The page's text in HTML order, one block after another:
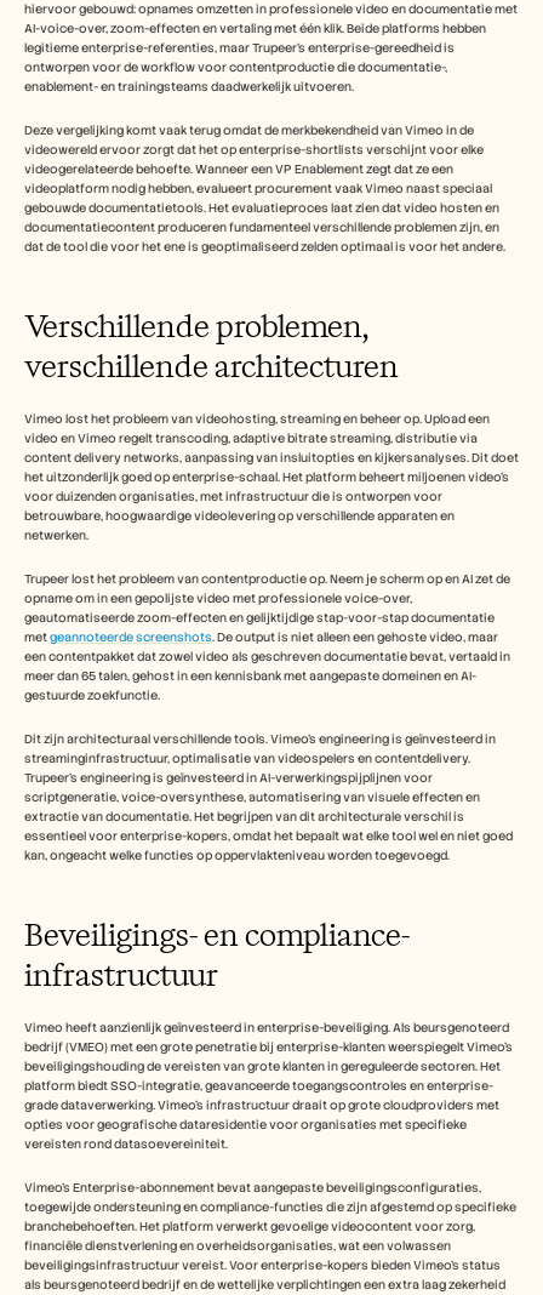
hiervoor gebouwd: opnames omzetten in professionele video en documentatie met
AI-voice-over, zoom-effecten en vertaling met één klik. Beide platforms hebben
legitieme enterprise-referenties, maar Trupeer's enterprise-gereedheid is
ontworpen voor de workflow voor contentproductie die documentatie-,
enablement- en trainingsteams daadwerkelijk uitvoeren.
Deze vergelijking komt vaak terug omdat de merkbekendheid van Vimeo in de
videowereld ervoor zorgt dat het op enterprise-shortlists verschijnt voor elke
videogerelateerde behoefte. Wanneer een VP Enablement zegt dat ze een
videoplatform nodig hebben, evalueert procurement vaak Vimeo naast speciaal
gebouwde documentatietools. Het evaluatieproces laat zien dat video hosten en
documentatiecontent produceren fundamenteel verschillende problemen zijn, en
dat de tool die voor het ene is geoptimaliseerd zelden optimaal is voor het andere.
Verschillende problemen,
verschillende architecturen
Vimeo lost het probleem van videohosting, streaming en beheer op. Upload een
video en Vimeo regelt transcoding, adaptive bitrate streaming, distributie via
content delivery networks, aanpassing van insluitopties en kijkersanalyses. Dit doet
het uitzonderlijk goed op enterprise-schaal. Het platform beheert miljoenen video's
voor duizenden organisaties, met infrastructuur die is ontworpen voor
betrouwbare, hoogwaardige videolevering op verschillende apparaten en
netwerken.
Trupeer lost het probleem van contentproductie op. Neem je scherm op en AI zet de
opname om in een gepolijste video met professionele voice-over,
geautomatiseerde zoom-effecten en gelijktijdige stap-voor-stap documentatie
met geannoteerde screenshots. De output is niet alleen een gehoste video, maar
een contentpakket dat zowel video als geschreven documentatie bevat, vertaald in
meer dan 65 talen, gehost in een kennisbank met aangepaste domeinen en AI-
gestuurde zoekfunctie.
Dit zijn architecturaal verschillende tools. Vimeo's engineering is geïnvesteerd in
streaminginfrastructuur, optimalisatie van videospelers en contentdelivery.
Trupeer's engineering is geïnvesteerd in AI-verwerkingspijplijnen voor
scriptgeneratie, voice-oversynthese, automatisering van visuele effecten en
extractie van documentatie. Het begrijpen van dit architecturale verschil is
essentieel voor enterprise-kopers, omdat het bepaalt wat elke tool wel en niet goed
kan, ongeacht welke functies op oppervlakteniveau worden toegevoegd.
Beveiligings- en compliance-
infrastructuur
Vimeo heeft aanzienlijk geïnvesteerd in enterprise-beveiliging. Als beursgenoteerd
bedrijf (VMEO) met een grote penetratie bij enterprise-klanten weerspiegelt Vimeo's
beveiligingshouding de vereisten van grote klanten in gereguleerde sectoren. Het
platform biedt SSO-integratie, geavanceerde toegangscontroles en enterprise-
grade dataverwerking. Vimeo's infrastructuur draait op grote cloudproviders met
opties voor geografische dataresidentie voor organisaties met specifieke
vereisten rond datasoevereiniteit.
Vimeo's Enterprise-abonnement bevat aangepaste beveiligingsconfiguraties,
toegewijde ondersteuning en compliance-functies die zijn afgestemd op specifieke
branchebehoeften. Het platform verwerkt gevoelige videocontent voor zorg,
financiële dienstverlening en overheidsorganisaties, wat een volwassen
beveiligingsinfrastructuur vereist. Voor enterprise-kopers bieden Vimeo's status
als beursgenoteerd bedrijf en de wettelijke verplichtingen een extra laag zekerheid